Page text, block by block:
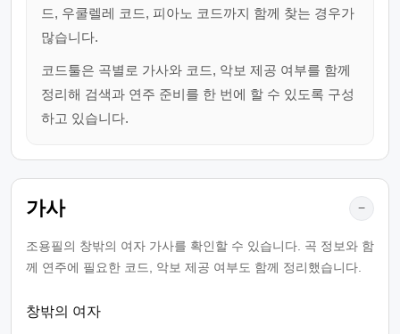
드, 우쿨렐레 코드, 피아노 코드까지 함께 찾는 경우가
많습니다.
코드툴은 곡별로 가사와 코드, 악보 제공 여부를 함께
정리해 검색과 연주 준비를 한 번에 할 수 있도록 구성
하고 있습니다.
가사 −
조용필의 창밖의 여자 가사를 확인할 수 있습니다. 곡 정보와 함
께 연주에 필요한 코드, 악보 제공 여부도 함께 정리했습니다.
창밖의 여자